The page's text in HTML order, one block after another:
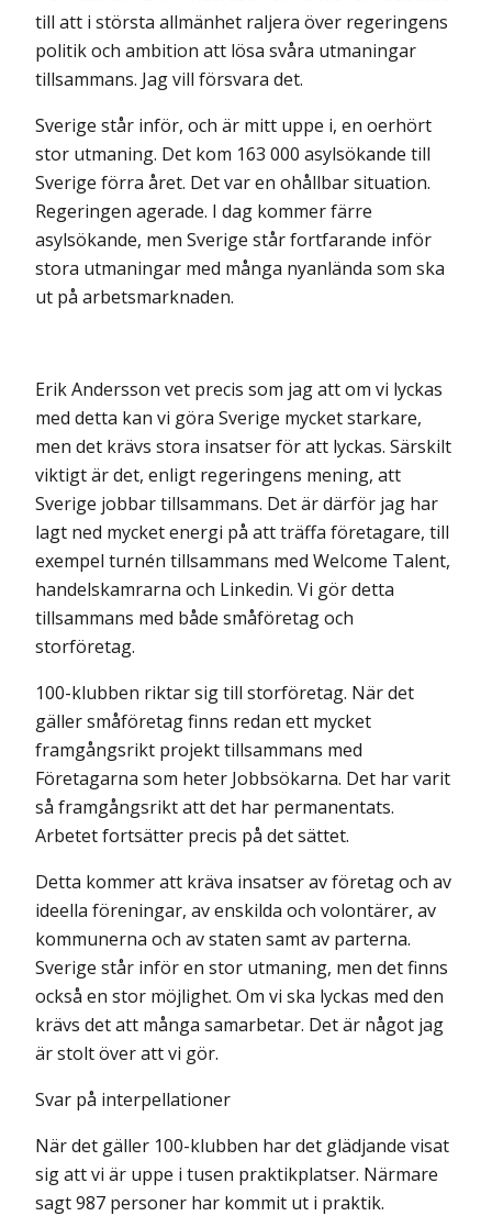
till att i största allmänhet raljera över regeringens
politik och ambition att lösa svåra utmaningar
tillsammans. Jag vill försvara det.
Sverige står inför, och är mitt uppe i, en oerhört
stor utmaning. Det kom 163 000 asylsökande till
Sverige förra året. Det var en ohållbar situa­tion.
Regeringen agerade. I dag kommer färre
asylsökande, men Sverige står fortfarande inför
stora utmaningar med många nyanlända som ska
ut på arbetsmarknaden.
Erik Andersson vet precis som jag att om vi lyckas
med detta kan vi göra Sverige mycket starkare,
men det krävs stora insatser för att lyckas. Särskilt
viktigt är det, enligt regeringens mening, att
Sverige jobbar tillsammans. Det är därför jag har
lagt ned mycket energi på att träffa företagare, till
exempel turnén tillsammans med Welcome Talent,
handelskamrarna och Linkedin. Vi gör detta
tillsammans med både småföretag och
storföretag.
100-klubben riktar sig till storföretag. När det
gäller småföretag finns redan ett mycket
framgångsrikt projekt tillsammans med
Företagarna som heter Jobbsökarna. Det har varit
så framgångsrikt att det har permanentats.
Arbetet fortsätter precis på det sättet.
Detta kommer att kräva insatser av företag och av
ideella föreningar, av enskilda och volontärer, av
kommunerna och av staten samt av parterna.
Sverige står inför en stor utmaning, men det finns
också en stor möjlighet. Om vi ska lyckas med den
krävs det att många samarbetar. Det är något jag
är stolt över att vi gör.
Svar på interpellationer
När det gäller 100-klubben har det glädjande visat
sig att vi är uppe i tusen praktikplatser. Närmare
sagt 987 personer har kommit ut i praktik.